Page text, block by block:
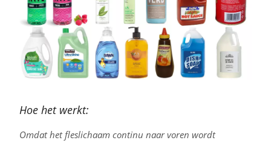
Hoe het werkt:
Omdat het fleslichaam continu naar voren wordt